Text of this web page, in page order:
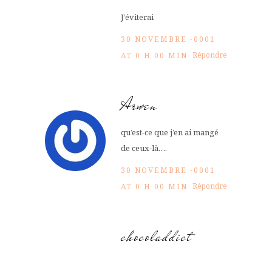
J’éviterai
30 NOVEMBRE -0001
AT 0 H 00 MIN Répondre
Arwen
qu’est-ce que j’en ai mangé
de ceux-là….
30 NOVEMBRE -0001
AT 0 H 00 MIN Répondre
chocoladdict